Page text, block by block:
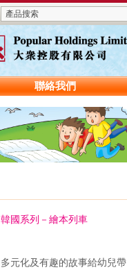
聯絡我們
韓國系列－繪本列車
多元化及有趣的故事給幼兒帶